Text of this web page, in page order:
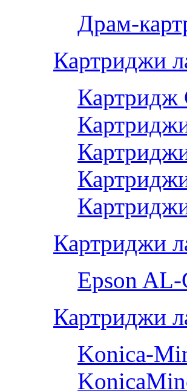
Драм-
Картриджи
Картридж
Картриджи
Epson
Картриджи
Konica-